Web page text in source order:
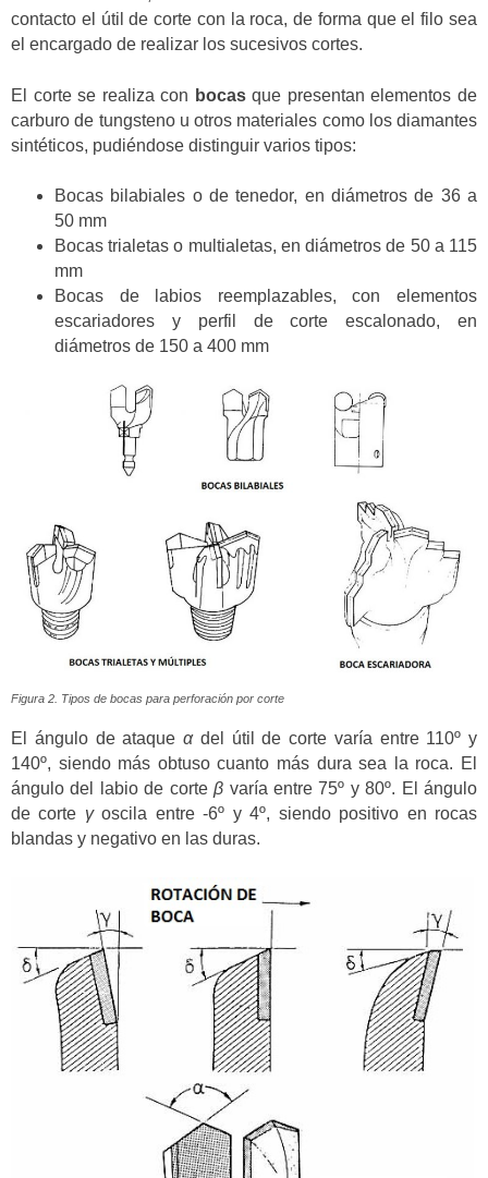
contacto el útil de corte con la roca, de forma que el filo sea
el encargado de realizar los sucesivos cortes.
El corte se realiza con bocasque presentan elementos de
carburo de tungsteno u otros materiales como los diamantes
sintéticos, pudiéndose distinguir varios tipos:
Bocas bilabiales o de tenedor, en diámetros de 36 a
50 mm
Bocas trialetas o multialetas, en diámetros de 50 a 115
mm
Bocas de labios reemplazables, con elementos
escariadores y perfil de corte escalonado, en
diámetros de 150 a 400 mm
Figura 2. Tipos de bocas para perforación por corte
El ángulo de ataque αdel útil de corte varía entre 110º y
140º, siendo más obtuso cuanto más dura sea la roca. El
ángulo del labio de corteβ varía entre 75º y 80º. El ángulo
de corte γoscila entre -6º y 4º, siendo positivo en rocas
blandas y negativo en las duras.